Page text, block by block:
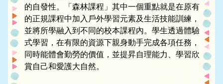
的自發性。「森林課程」其中一個重點就是在原有
的正規課程中加入戶外學習元素及生活技能訓練，
並將所學融入到不同的校本課程內。學生透過體驗
式學習，在有限的資源下親身動手完成各項任務，
同時能體會勤勞的價值，並提昇自理能力、學習欣
賞自己和愛護大自然。